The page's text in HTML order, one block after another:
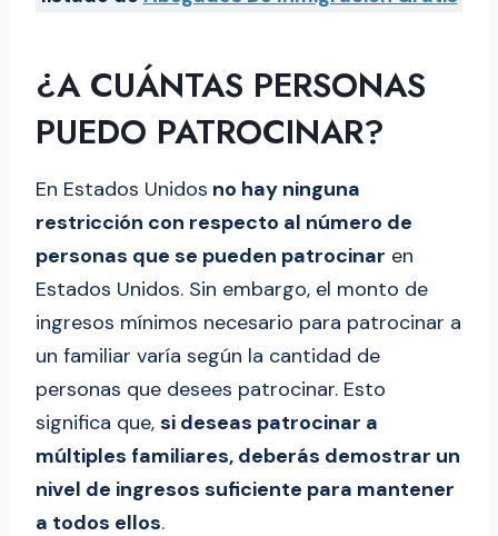
¿A CUÁNTAS PERSONAS
PUEDO PATROCINAR?
En Estados Unidos no hay ninguna
restricción con respecto al número de
personas que se pueden patrocinar en
Estados Unidos. Sin embargo, el monto de
ingresos mínimos necesario para patrocinar a
un familiar varía según la cantidad de
personas que desees patrocinar. Esto
significa que, si deseas patrocinar a
múltiples familiares, deberás demostrar un
nivel de ingresos suficiente para mantener
a todos ellos.